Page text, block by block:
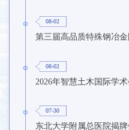
08-02
08-02
07-30
东北大学附属总医院揭